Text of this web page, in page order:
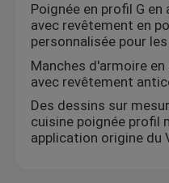
Poignée en profil G
avec revêtement en
personnalisée pour
Manches d'armoire
avec revêtement
Des dessins sur
cuisine poignée profil
application origine du